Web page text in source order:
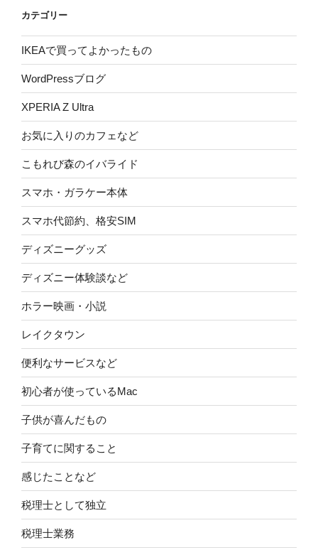
カテゴリー
IKEAで買ってよかったもの
WordPressブログ
XPERIA Z Ultra
お気に入りのカフェなど
こもれび森のイバライド
スマホ・ガラケー本体
スマホ代節約、格安SIM
ディズニーグッズ
ディズニー体験談など
ホラー映画・小説
レイクタウン
便利なサービスなど
初心者が使っているMac
子供が喜んだもの
子育てに関すること
感じたことなど
税理士として独立
税理士業務